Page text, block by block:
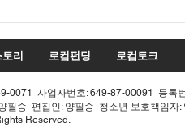
!
리 로컴펀딩 로컴토크
0071 사업자번호: 649-87-00091 등록
필승 편집인: 양필승 청소년 보호책임자:
Reserved.